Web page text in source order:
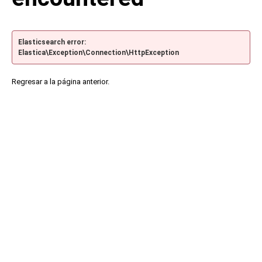
Elasticsearch error:
Elastica\Exception\Connection\HttpException
Regresar a la página anterior.